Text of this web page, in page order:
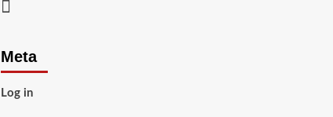
Meta
Log in